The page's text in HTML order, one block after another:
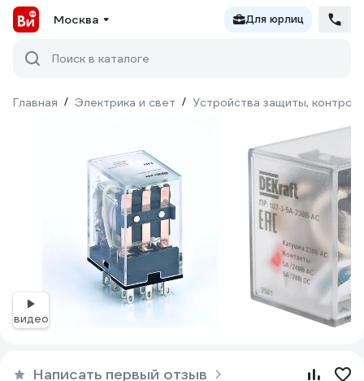
Москва Для юрлиц
Поиск в каталоге
Главная / Электрика и свет / Устройства защиты,
видео
Написать первый отзыв